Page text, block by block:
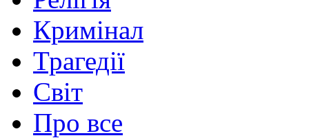
Кримінал
Трагедії
Світ
Про все